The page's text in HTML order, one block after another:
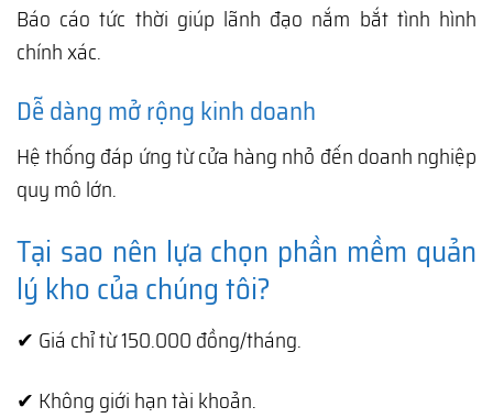
Báo cáo tức thời giúp lãnh đạo nắm bắt tình hình
chính xác.
Dễ dàng mở rộng kinh doanh
Hệ thống đáp ứng từ cửa hàng nhỏ đến doanh nghiệp
quy mô lớn.
Tại sao nên lựa chọn phần mềm quản
lý kho của chúng tôi?
✔ Giá chỉ từ 150.000 đồng/tháng.
✔ Không giới hạn tài khoản.